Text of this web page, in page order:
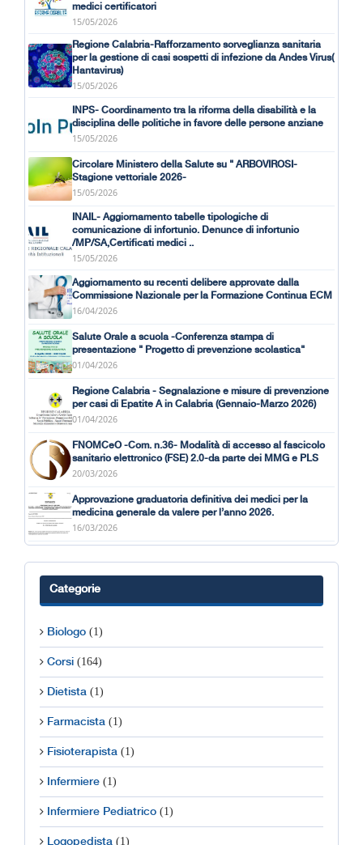
medici certificatori
15/05/2026
Regione Calabria-Rafforzamento sorveglianza sanitaria
per la gestione di casi sospetti di infezione da Andes Virus(
Hantavirus)
15/05/2026
INPS- Coordinamento tra la riforma della disabilità e la
disciplina delle politiche in favore delle persone anziane
15/05/2026
Circolare Ministero della Salute su " ARBOVIROSI-
Stagione vettoriale 2026-
15/05/2026
INAIL- Aggiornamento tabelle tipologiche di
comunicazione di infortunio. Denunce di infortunio
/MP/SA,Certificati medici ..
15/05/2026
Aggiornamento su recenti delibere approvate dalla
Commissione Nazionale per la Formazione Continua ECM
16/04/2026
Salute Orale a scuola -Conferenza stampa di
presentazione " Progetto di prevenzione scolastica"
01/04/2026
Regione Calabria - Segnalazione e misure di prevenzione
per casi di Epatite A in Calabria (Gennaio-Marzo 2026)
01/04/2026
FNOMCeO -Com. n.36- Modalità di accesso al fascicolo
sanitario elettronico (FSE) 2.0-da parte dei MMG e PLS
20/03/2026
Approvazione graduatoria definitiva dei medici per la
medicina generale da valere per l’anno 2026.
16/03/2026
Categorie
Biologo (1)
Corsi (164)
Dietista (1)
Farmacista (1)
Fisioterapista (1)
Infermiere (1)
Infermiere Pediatrico (1)
Logopedista (1)